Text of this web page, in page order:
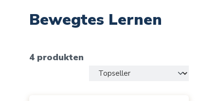
Bewegtes Lernen
4 produkten